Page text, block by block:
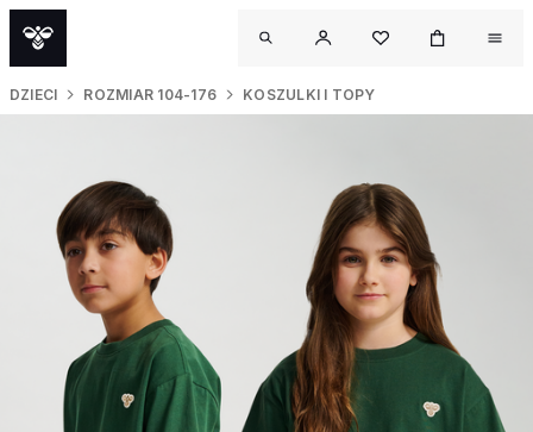
DZIECI ROZMIAR 104-176 KOSZULKI I TOPY